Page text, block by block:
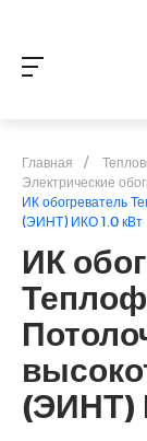
Главная /
Электрические
ИК обогреватель
(ЭИНТ) ИКО 1.0 кВт
ИК
(ЭИНТ)